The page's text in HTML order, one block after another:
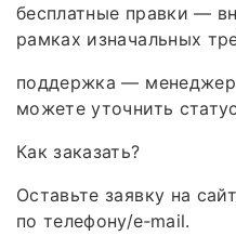
бесплатные правки —
рамках изначальных
поддержка — менеджер
можете уточнить
Как заказать?
Оставьте заявку на
по телефону/e‑mail.